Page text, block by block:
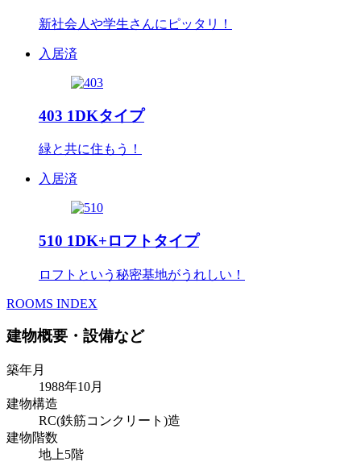
新社会人や学生さんにピッタリ！
入居済
403 1DKタイプ
緑と共に住もう！
入居済
510 1DK+ロフトタイプ
ロフトという秘密基地がうれしい！
ROOMS INDEX
建物概要・設備など
築年月
1988年10月
建物構造
RC(鉄筋コンクリート)造
建物階数
地上5階